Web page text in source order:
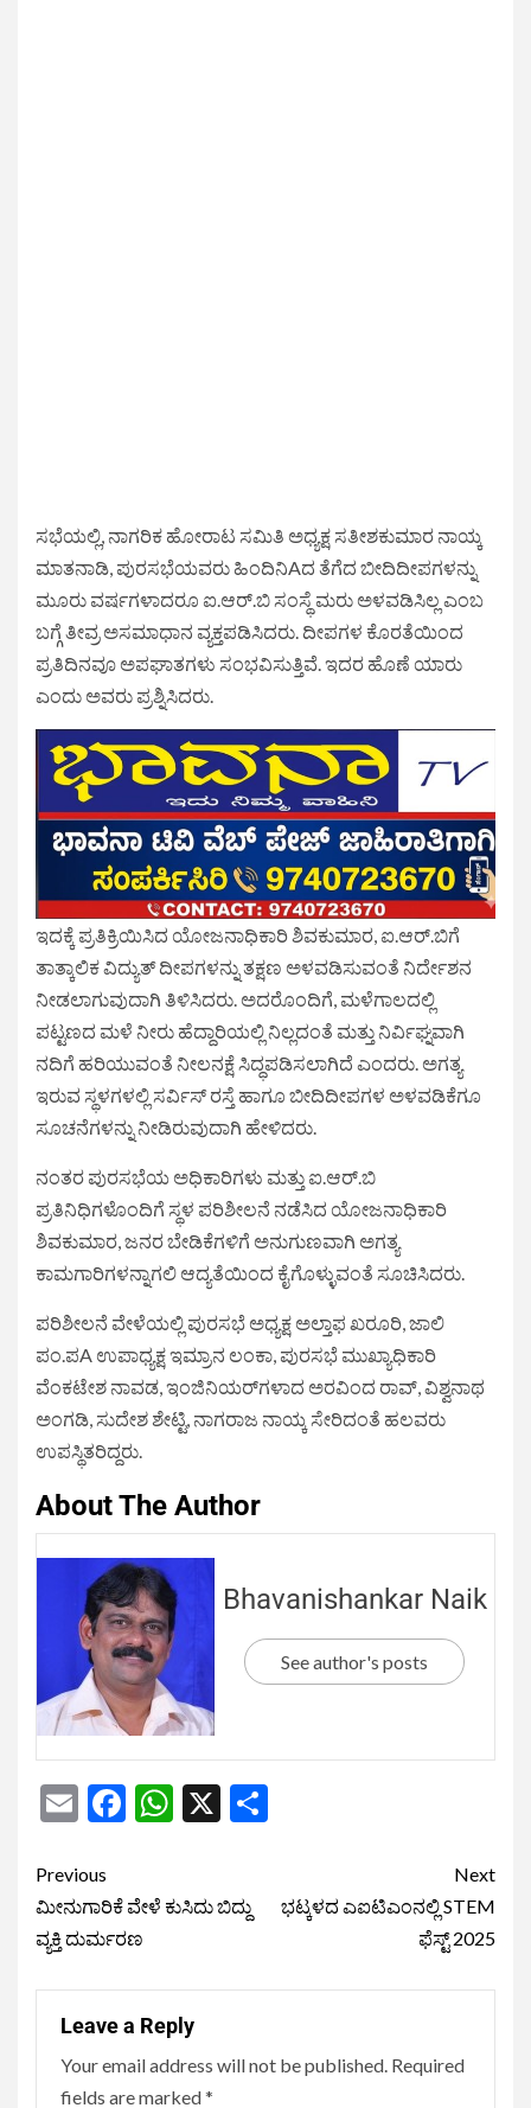
ಸಭೆಯಲ್ಲಿ, ನಾಗರಿಕ ಹೋರಾಟ ಸಮಿತಿ ಅಧ್ಯಕ್ಷ ಸತೀಶಕುಮಾರ ನಾಯ್ಕ
ಮಾತನಾಡಿ, ಪುರಸಭೆಯವರು ಹಿಂದಿನಿAದ ತೆಗೆದ ಬೀದಿದೀಪಗಳನ್ನು
ಮೂರು ವರ್ಷಗಳಾದರೂ ಐ.ಆರ್.ಬಿ ಸಂಸ್ಥೆ ಮರು ಅಳವಡಿಸಿಲ್ಲ ಎಂಬ
ಬಗ್ಗೆ ತೀವ್ರ ಅಸಮಾಧಾನ ವ್ಯಕ್ತಪಡಿಸಿದರು. ದೀಪಗಳ ಕೊರತೆಯಿಂದ
ಪ್ರತಿದಿನವೂ ಅಪಘಾತಗಳು ಸಂಭವಿಸುತ್ತಿವೆ. ಇದರ ಹೊಣೆ ಯಾರು
ಎಂದು ಅವರು ಪ್ರಶ್ನಿಸಿದರು.
ಇದಕ್ಕೆ ಪ್ರತಿಕ್ರಿಯಿಸಿದ ಯೋಜನಾಧಿಕಾರಿ ಶಿವಕುಮಾರ, ಐ.ಆರ್.ಬಿಗೆ
ತಾತ್ಕಾಲಿಕ ವಿದ್ಯುತ್ ದೀಪಗಳನ್ನು ತಕ್ಷಣ ಅಳವಡಿಸುವಂತೆ ನಿರ್ದೇಶನ
ನೀಡಲಾಗುವುದಾಗಿ ತಿಳಿಸಿದರು. ಅದರೊಂದಿಗೆ, ಮಳೆಗಾಲದಲ್ಲಿ
ಪಟ್ಟಣದ ಮಳೆ ನೀರು ಹೆದ್ದಾರಿಯಲ್ಲಿ ನಿಲ್ಲದಂತೆ ಮತ್ತು ನಿರ್ವಿಘ್ನವಾಗಿ
ನದಿಗೆ ಹರಿಯುವಂತೆ ನೀಲನಕ್ಷೆ ಸಿದ್ಧಪಡಿಸಲಾಗಿದೆ ಎಂದರು. ಅಗತ್ಯ
ಇರುವ ಸ್ಥಳಗಳಲ್ಲಿ ಸರ್ವಿಸ್ ರಸ್ತೆ ಹಾಗೂ ಬೀದಿದೀಪಗಳ ಅಳವಡಿಕೆಗೂ
ಸೂಚನೆಗಳನ್ನು ನೀಡಿರುವುದಾಗಿ ಹೇಳಿದರು.
ನಂತರ ಪುರಸಭೆಯ ಅಧಿಕಾರಿಗಳು ಮತ್ತು ಐ.ಆರ್.ಬಿ
ಪ್ರತಿನಿಧಿಗಳೊಂದಿಗೆ ಸ್ಥಳ ಪರಿಶೀಲನೆ ನಡೆಸಿದ ಯೋಜನಾಧಿಕಾರಿ
ಶಿವಕುಮಾರ, ಜನರ ಬೇಡಿಕೆಗಳಿಗೆ ಅನುಗುಣವಾಗಿ ಅಗತ್ಯ
ಕಾಮಗಾರಿಗಳನ್ನಾಗಲಿ ಆದ್ಯತೆಯಿಂದ ಕೈಗೊಳ್ಳುವಂತೆ ಸೂಚಿಸಿದರು.
ಪರಿಶೀಲನೆ ವೇಳೆಯಲ್ಲಿ ಪುರಸಭೆ ಅಧ್ಯಕ್ಷ ಅಲ್ತಾಫ ಖರೂರಿ, ಜಾಲಿ
ಪಂ.ಪA ಉಪಾಧ್ಯಕ್ಷ ಇಮ್ರಾನ ಲಂಕಾ, ಪುರಸಭೆ ಮುಖ್ಯಾಧಿಕಾರಿ
ವೆಂಕಟೇಶ ನಾವಡ, ಇಂಜಿನಿಯರ್‌ಗಳಾದ ಅರವಿಂದ ರಾವ್, ವಿಶ್ವನಾಥ
ಅಂಗಡಿ, ಸುದೇಶ ಶೇಟ್ಟಿ, ನಾಗರಾಜ ನಾಯ್ಕ ಸೇರಿದಂತೆ ಹಲವರು
ಉಪಸ್ಥಿತರಿದ್ದರು.
About The Author
Bhavanishankar Naik
See author's posts
EmailFacebook
WhatsApp
X
Previous
ಮೀನುಗಾರಿಕೆ ವೇಳೆ ಕುಸಿದು ಬಿದ್ದು
ವ್ಯಕ್ತಿ ದುರ್ಮರಣ
Next
ಭಟ್ಕಳದ ಎಐಟಿಎಂನಲ್ಲಿ STEM
ಫೆಸ್ಟ್ 2025
Leave a Reply
Your email address will not be published. Required
fields are marked*